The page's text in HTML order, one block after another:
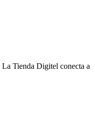
La Tienda Digitel conecta a